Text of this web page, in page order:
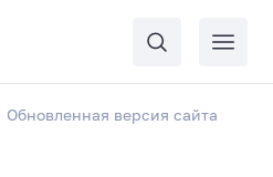
Обновленная версия сайта